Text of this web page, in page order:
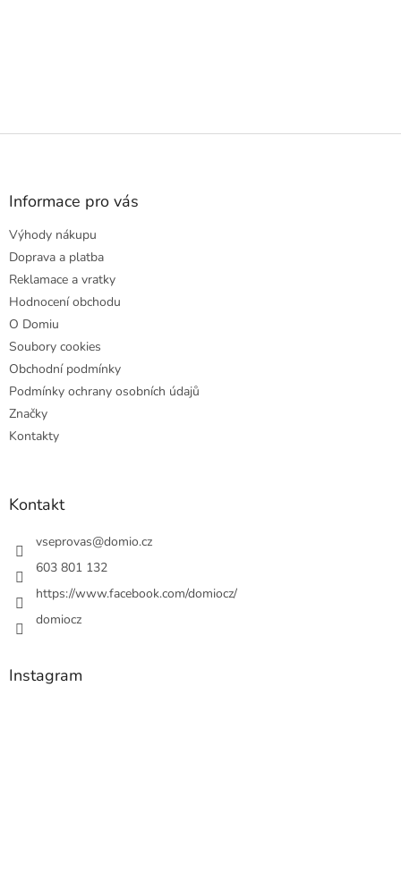
Z
Informace pro vás
Výhody nákupu
Doprava a platba
Reklamace a vratky
Hodnocení obchodu
O Domiu
Soubory cookies
Obchodní podmínky
Podmínky ochrany osobních údajů
Značky
Kontakty
Kontakt
vseprovas@domio.cz
603 801 132
https://www.facebook.com/domiocz/
domiocz
Instagram